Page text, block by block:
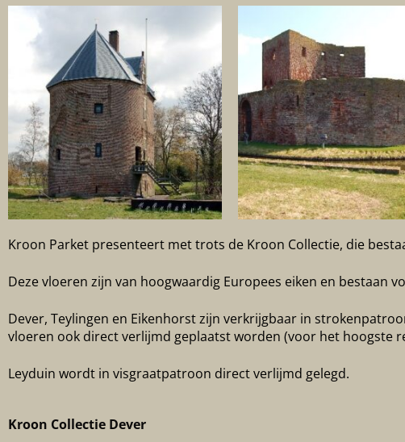
Kroon Parket presenteert met trots de Kroon Collectie, die
Deze vloeren zijn van hoogwaardig Europees eiken en bestaan
Dever, Teylingen en Eikenhorst zijn verkrijgbaar in
vloeren ook direct verlijmd geplaatst worden (voor het hoogste
Leyduin wordt in visgraatpatroon direct verlijmd gelegd.
Kroon Collectie Dever